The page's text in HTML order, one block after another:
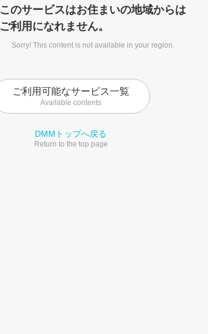
このサービスはお住まいの地域からは
ご利用になれません。
Sorry! This content is not available in your region.
ご利用可能なサービス一覧
Available contents
DMMトップへ戻る
Return to the top page